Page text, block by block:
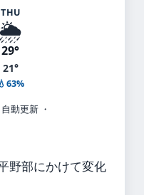
THU
🌦️
29°
21°
💧63%
自動更新 ・
野部にかけて変化